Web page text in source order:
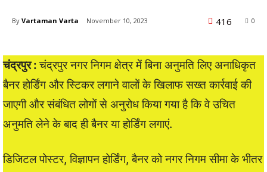
By Vartaman Varta November 10, 2023 0
416
चंद्रपुर :चंद्रपुर नगर निगम क्षेत्र में बिना अनुमति लिए अनाधिकृत
बैनर होर्डिंग और स्टिकर लगाने वालों के खिलाफ सख्त कार्रवाई की
जाएगी और संबंधित लोगों से अनुरोध किया गया है कि वे उचित
अनुमति लेने के बाद ही बैनर या होर्डिंग लगाएं.
डिजिटल पोस्टर, विज्ञापन होर्डिंग, बैनर को नगर निगम सीमा के भीतर